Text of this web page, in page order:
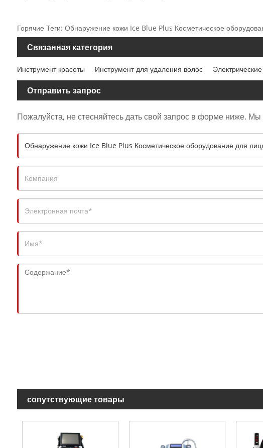
Горячие Теги: Обнаружение кожи Ice Blue Plus Косметическое
Связанная категория
Инструмент красоты Инструмент для удаления волос
Отправить запрос
Пожалуйста, не стесняйтесь дать свой запрос в форме ниже.
сопутствующие товары